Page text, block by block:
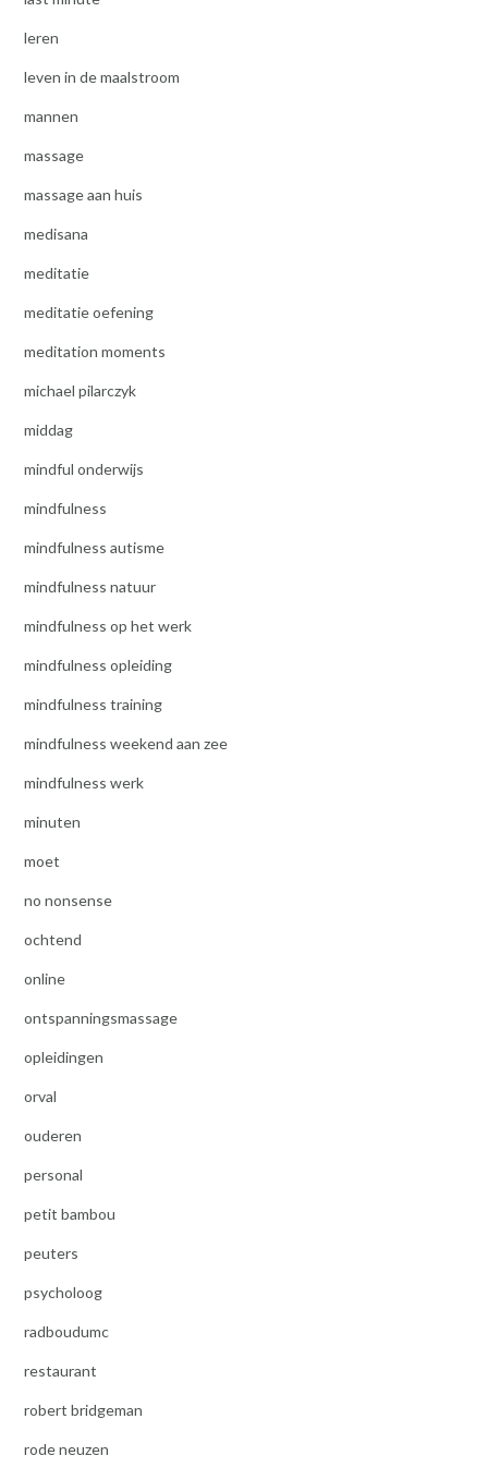
leren
leven in de maalstroom
mannen
massage
massage aan huis
medisana
meditatie
meditatie oefening
meditation moments
michael pilarczyk
middag
mindful onderwijs
mindfulness
mindfulness autisme
mindfulness natuur
mindfulness op het werk
mindfulness opleiding
mindfulness training
mindfulness weekend aan zee
mindfulness werk
minuten
moet
no nonsense
ochtend
online
ontspanningsmassage
opleidingen
orval
ouderen
personal
petit bambou
peuters
psycholoog
radboudumc
restaurant
robert bridgeman
rode neuzen